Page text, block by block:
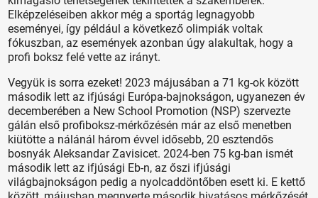
Elképzeléseiben akkor még a sportág legnagyobb
eseményei, így például a következő olimpiák voltak
fókuszban, az események azonban úgy alakultak, hogy a
profi boksz felé vette az irányt.
Vegyük is sorra ezeket! 2023 májusában a 71 kg-ok között
második lett az ifjúsági Európa-bajnokságon, ugyanezen év
de­cemberében a New School Promotion (NSP) szervezte
gálán első profiboksz-mérkőzésén már az első menetben
kiütötte a nálánál három évvel idősebb, 20 esztendős
bosnyák Aleksandar Zavisicet. 2024-ben 75 kg-ban ismét
második lett az ifjúsági Eb-n, az őszi ifjúsági
világbajnokságon pedig a nyolcaddöntőben esett ki. E kettő